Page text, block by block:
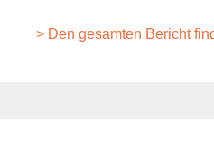
> Den gesamten Bericht